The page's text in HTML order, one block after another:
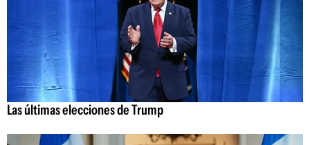
Las últimas elecciones de Trump